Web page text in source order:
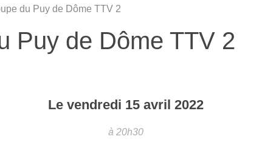
du Puy de Dôme TTV 2
Puy de Dôme TTV 2
Le vendredi 15 avril 2022
à 20h30